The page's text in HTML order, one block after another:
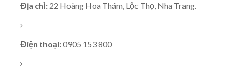
Địa chỉ: 22 Hoàng Hoa Thám, Lộc Thọ, Nha Trang.
Điện thoại:0905 153 800